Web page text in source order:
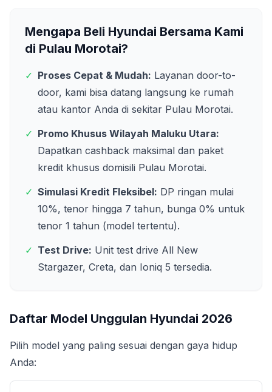
Mengapa Beli Hyundai Bersama Kami
di Pulau Morotai?
✓ Proses Cepat & Mudah: Layanan door-to-
door, kami bisa datang langsung ke rumah
atau kantor Anda di sekitar Pulau Morotai.
✓ Promo Khusus Wilayah Maluku Utara:
Dapatkan cashback maksimal dan paket
kredit khusus domisili Pulau Morotai.
✓ Simulasi Kredit Fleksibel: DP ringan mulai
10%, tenor hingga 7 tahun, bunga 0% untuk
tenor 1 tahun (model tertentu).
✓ Test Drive: Unit test drive All New
Stargazer, Creta, dan Ioniq 5 tersedia.
Daftar Model Unggulan Hyundai 2026
Pilih model yang paling sesuai dengan gaya hidup
Anda: